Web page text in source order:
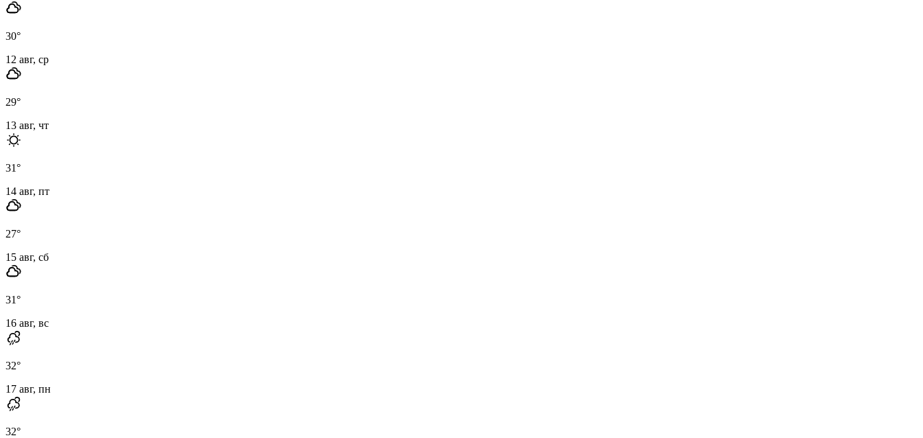
30°
12 авг, ср
29°
13 авг, чт
31°
14 авг, пт
27°
15 авг, сб
31°
16 авг, вс
32°
17 авг, пн
32°